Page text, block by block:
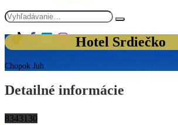
Hotel Srdiečko
Chopok Juh
Detailné informácie
83431 30